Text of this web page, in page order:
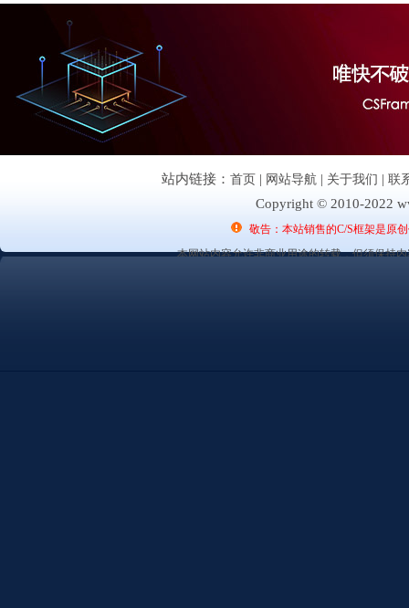
站内链接： 首页 | 网站导航 | 关于我们 | 联
Copyright © 2010-2022
敬告：本站销售的C/S框架是原
本网站内容允许非商业用途的转载，但须保持